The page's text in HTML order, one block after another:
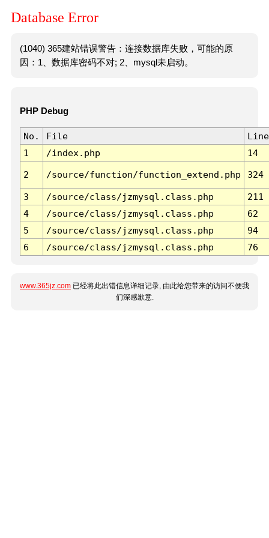
Database Error
(1040) 365建站错误警告：连接数据库失败，可能的原
因：1、数据库密码不对; 2、mysql未启动。
PHP Debug
No. File
Line
1
/index.php 14
2 /source/function/function_extend.php 324
3 /source/class/jzmysql.class.php
211
4
/source/class/jzmysql.class.php
62
5
/source/class/jzmysql.class.php
94
6
/source/class/jzmysql.class.php 76
www.365jz.com 已经将此出错信息详细记录, 由此给您带来的访问不便我
们深感歉意.